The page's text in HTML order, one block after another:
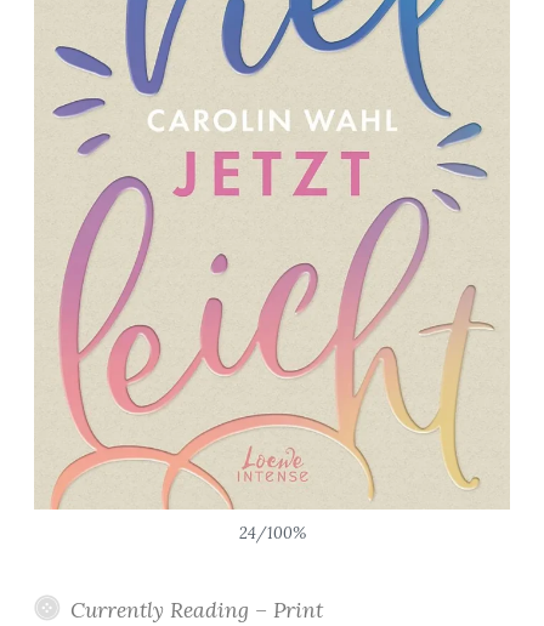
24/100%
Currently Reading – Print